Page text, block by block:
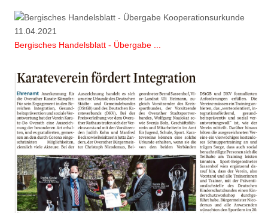
11.04.2021
Bergisches Handelsblatt - Übergabe ...